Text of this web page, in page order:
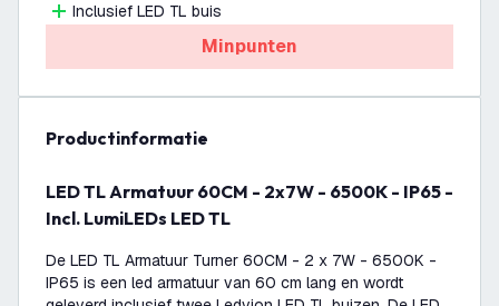
Inclusief LED TL buis
Minpunten
productinformatie
LED TL Armatuur 60CM - 2x7W - 6500K - IP65 -
Incl. LumiLEDs LED TL
De LED TL Armatuur Turner 60CM - 2 x 7W - 6500K -
IP65 is een led armatuur van 60 cm lang en wordt